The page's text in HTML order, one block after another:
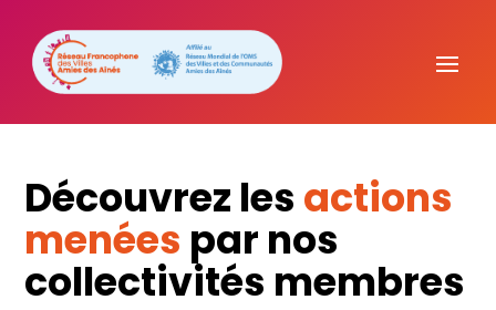
Découvrez les actions
menées par nos
collectivités membres